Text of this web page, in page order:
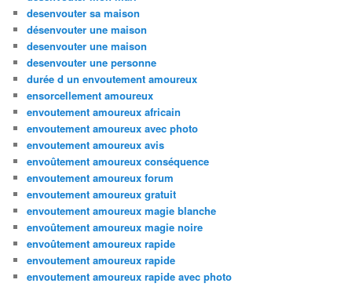
desenvouter sa maison
désenvouter une maison
desenvouter une maison
desenvouter une personne
durée d un envoutement amoureux
ensorcellement amoureux
envoutement amoureux africain
envoutement amoureux avec photo
envoutement amoureux avis
envoûtement amoureux conséquence
envoutement amoureux forum
envoutement amoureux gratuit
envoutement amoureux magie blanche
envoûtement amoureux magie noire
envoûtement amoureux rapide
envoutement amoureux rapide
envoutement amoureux rapide avec photo